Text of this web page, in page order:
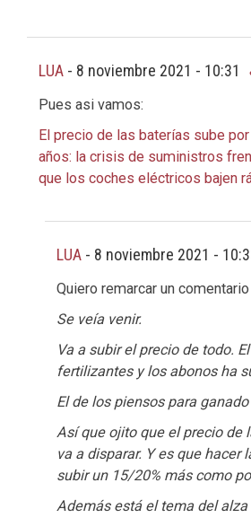
LUA - 8 noviembre 2021 - 10:31
Pues asi vamos:
El precio de las baterías sube
años: la crisis de suministros
que los coches eléctricos bajen
LUA - 8 noviembre 2021 -
Quiero remarcar un
Se veía venir.
Va a subir el precio de todo.
fertilizantes y los abonos ha
El de los piensos para ganado
Así que ojito que el precio de
va a disparar. Y es que hacer
subir un 15/20% más como
Además está el tema del